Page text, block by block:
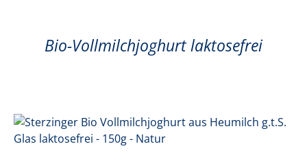
Bio-Vollmilchjoghurt laktosefrei